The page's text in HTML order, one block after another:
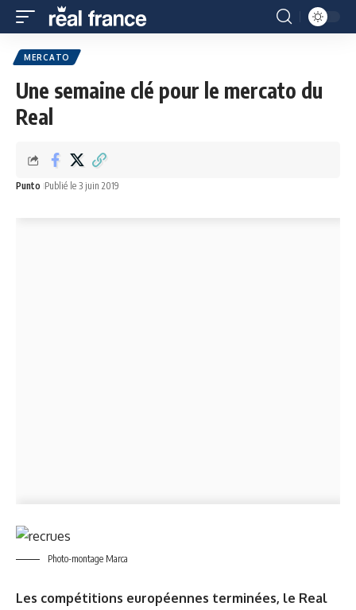
MERCATO
Une semaine clé pour le mercato du
Real
Punto Publié le 3 juin 2019
Photo-montage Marca
Les compétitions européennes terminées, le Real